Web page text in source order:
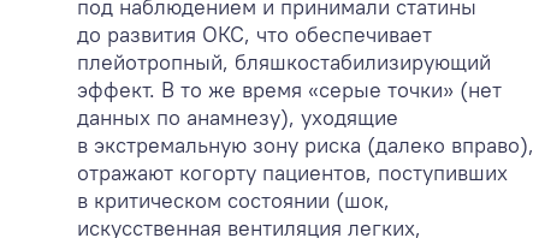
под наблюдением и принимали статины
до развития ОКС, что обеспечивает
плейотропный, бляшкостабилизирующий
эффект. В то же время «серые точки» (нет
данных по анамнезу), уходящие
в экстремальную зону риска (далеко вправо),
отражают когорту пациентов, поступивших
в критическом состоянии (шок,
искусственная вентиляция легких,